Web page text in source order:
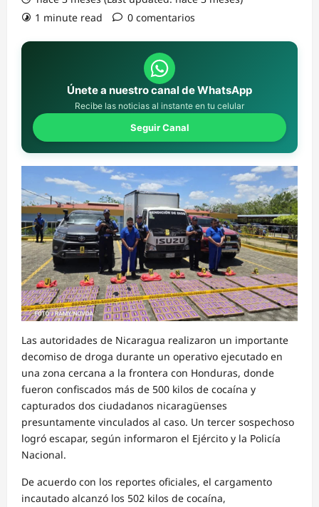
1 minute read
0 comentarios
Únete a nuestro canal de WhatsApp
Recibe las noticias al instante en tu celular
Seguir Canal
Las autoridades de Nicaragua realizaron un importante
decomiso de droga durante un operativo ejecutado en
una zona cercana a la frontera con Honduras, donde
fueron confiscados más de 500 kilos de cocaína y
capturados dos ciudadanos nicaragüenses
presuntamente vinculados al caso. Un tercer sospechoso
logró escapar, según informaron el Ejército y la Policía
Nacional.
De acuerdo con los reportes oficiales, el cargamento
incautado alcanzó los 502 kilos de cocaína,